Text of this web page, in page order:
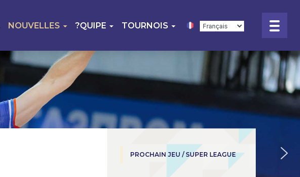
NOUVELLES ?QUIPE TOURNOIS
PROCHAIN JEU / SUPER LEAGUE